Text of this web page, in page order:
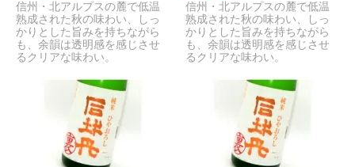
信州・北アルプスの麓で低温
熟成された秋の味わい、しっ
かりとした旨みを持ちながら
も、余韻は透明感を感じさせ
るクリアな味わい。
信州・北アルプスの麓で低温
熟成された秋の味わい、しっ
かりとした旨みを持ちながら
も、余韻は透明感を感じさせ
るクリアな味わい。